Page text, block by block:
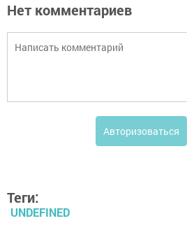
Нет комментариев
Авторизоваться
Теги:
UNDEFINED